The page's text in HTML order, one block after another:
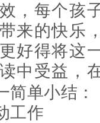
，每个孩
来的快乐
好得将这
中受益，
简单小结：
工作